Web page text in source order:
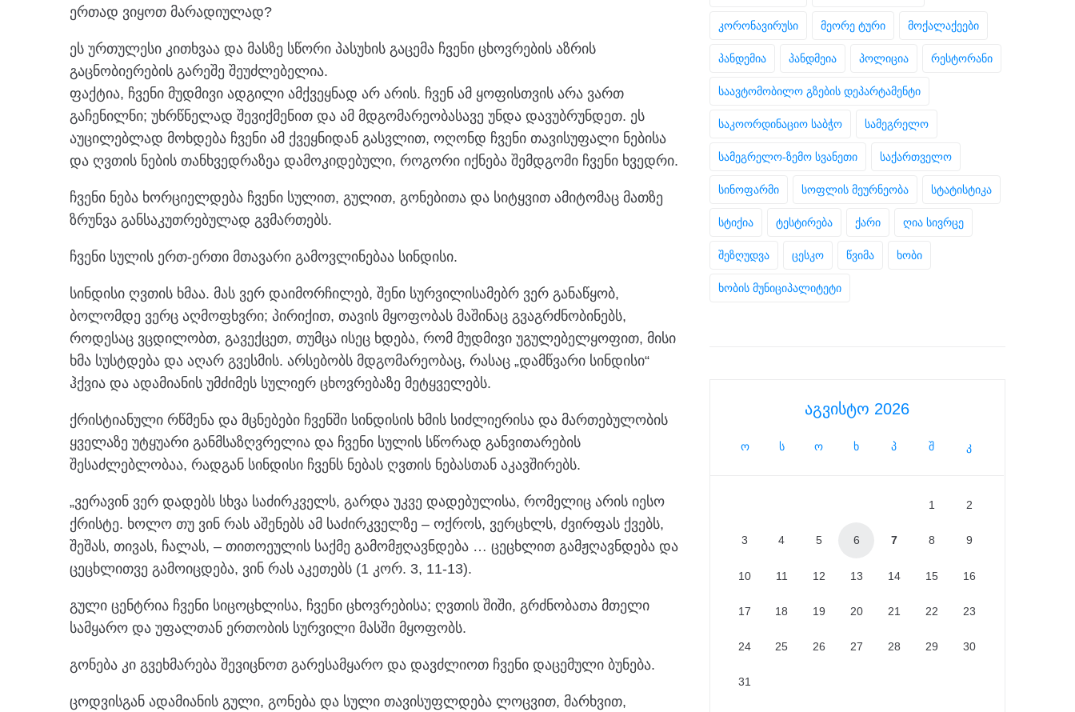
ერთად ვიყოთ მარადიულად?
ეს ურთულესი კითხვაა და მასზე სწორი პასუხის გაცემა ჩვენი ცხოვრების აზრის
გაცნობიერების გარეშე შეუძლებელია.
ფაქტია, ჩვენი მუდმივი ადგილი ამქვეყნად არ არის. ჩვენ ამ ყოფისთვის არა ვართ
გაჩენილნი; უხრწნელად შევიქმენით და ამ მდგომარეობასავე უნდა დავუბრუნდეთ. ეს
აუცილებლად მოხდება ჩვენი ამ ქვეყნიდან გასვლით, ოღონდ ჩვენი თავისუფალი ნებისა
და ღვთის ნების თანხვედრაზეა დამოკიდებული, როგორი იქნება შემდგომი ჩვენი ხვედრი.
ჩვენი ნება ხორციელდება ჩვენი სულით, გულით, გონებითა და სიტყვით ამიტომაც მათზე
ზრუნვა განსაკუთრებულად გვმართებს.
ჩვენი სულის ერთ-ერთი მთავარი გამოვლინებაა სინდისი.
სინდისი ღვთის ხმაა. მას ვერ დაიმორჩილებ, შენი სურვილისამებრ ვერ განაწყობ,
ბოლომდე ვერც აღმოფხვრი; პირიქით, თავის მყოფობას მაშინაც გვაგრძნობინებს,
როდესაც ვცდილობთ, გავექცეთ, თუმცა ისეც ხდება, რომ მუდმივი უგულებელყოფით, მისი
ხმა სუსტდება და აღარ გვესმის. არსებობს მდგომარეობაც, რასაც „დამწვარი სინდისი“
ჰქვია და ადამიანის უმძიმეს სულიერ ცხოვრებაზე მეტყველებს.
ქრისტიანული რწმენა და მცნებები ჩვენში სინდისის ხმის სიძლიერისა და მართებულობის
ყველაზე უტყუარი განმსაზღვრელია და ჩვენი სულის სწორად განვითარების
შესაძლებლობაა, რადგან სინდისი ჩვენს ნებას ღვთის ნებასთან აკავშირებს.
„ვერავინ ვერ დადებს სხვა საძირკველს, გარდა უკვე დადებულისა, რომელიც არის იესო
ქრისტე. ხოლო თუ ვინ რას აშენებს ამ საძირკველზე – ოქროს, ვერცხლს, ძვირფას ქვებს,
შეშას, თივას, ჩალას, – თითოეულის საქმე გამომჟღავნდება … ცეცხლით გამჟღავნდება და
ცეცხლითვე გამოიცდება, ვინ რას აკეთებს (1 კორ. 3, 11-13).
გული ცენტრია ჩვენი სიცოცხლისა, ჩვენი ცხოვრებისა; ღვთის შიში, გრძნობათა მთელი
სამყარო და უფალთან ერთობის სურვილი მასში მყოფობს.
გონება კი გვეხმარება შევიცნოთ გარესამყარო და დავძლიოთ ჩვენი დაცემული ბუნება.
ცოდვისგან ადამიანის გული, გონება და სული თავისუფლდება ლოცვით, მარხვით,
კორონავირუსი მეორე ტური მოქალაქეები
პანდემია პანდმეია პოლიცია რესტორანი
საავტომობილო გზების დეპარტამენტი
საკოორდინაციო საბჭო სამეგრელო
სამეგრელო-ზემო სვანეთი საქართველო
სინოფარმი სოფლის მეურნეობა სტატისტიკა
სტიქია ტესტირება ქარი ღია სივრცე
შეზღუდვა ცესკო წვიმა ხობი
ხობის მუნიციპალიტეტი
აგვისტო 2026
ო ს ო ხ პ შ კ
1 2
3 4 5 6 7 8 9
10 11 12 13 14 15 16
17 18 19 20 21 22 23
24 25 26 27 28 29 30
31